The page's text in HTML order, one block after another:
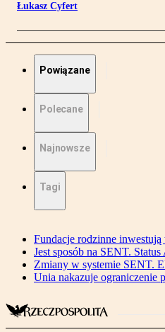
Łukasz Cyfert
Powiązane
Polecane
Najnowsze
Tagi
Fundacje rodzinne
Jest sposób na SENT.
Zmiany w systemie SENT.
Unia nakazuje ograniczenie